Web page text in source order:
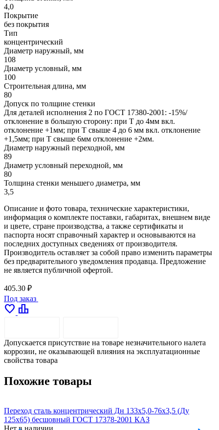
4,0
Покрытие
без покрытия
Тип
концентрический
Диаметр наружный, мм
108
Диаметр условный, мм
100
Строительная длина, мм
80
Допуск по толщине стенки
Для деталей исполнения 2 по ГОСТ 17380-2001: -15%/
отклонение в большую сторону: при Т до 4мм вкл.
отклонение +1мм; при Т свыше 4 до 6 мм вкл. отклонение
+1,5мм; при Т свыше 6мм отклонение +2мм.
Диаметр наружный переходной, мм
89
Диаметр условный переходной, мм
80
Толщина стенки меньшего диаметра, мм
3,5
Описание и фото товара, технические характеристики,
информация о комплекте поставки, габаритах, внешнем виде
и цвете, стране производства, а также сертификаты и
паспорта носят справочный характер и основываются на
последних доступных сведениях от производителя.
Производитель оставляет за собой право изменить параметры
без предварительного уведомления продавца. Предложение
не является публичной офертой.
405.30 ₽
Под заказ
favorite leaderboard
Допускается присутствие на товаре незначительного налета
коррозии, не оказывающей влияния на эксплуатационные
свойства товара
Похожие товары
Переход сталь концентрический Дн 133х5,0-76х3,5 (Ду
125х65) бесшовный ГОСТ 17378-2001 КАЗ
Нет в наличии